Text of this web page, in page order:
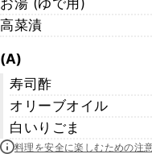
お湯 (ゆで用)
高菜漬
(A)
寿司酢
オリーブオイル
白いりごま
料理を安全に楽しむための注